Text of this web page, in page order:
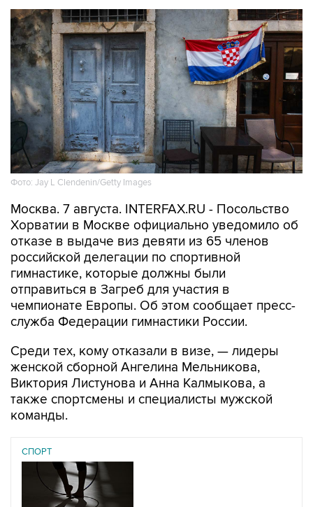
Фото: Jay L Clendenin/Getty Images
Москва. 7 августа. INTERFAX.RU - Посольство
Хорватии в Москве официально уведомило об
отказе в выдаче виз девяти из 65 членов
российской делегации по спортивной
гимнастике, которые должны были
отправиться в Загреб для участия в
чемпионате Европы. Об этом сообщает пресс-
служба Федерации гимнастики России.
Среди тех, кому отказали в визе, — лидеры
женской сборной Ангелина Мельникова,
Виктория Листунова и Анна Калмыкова, а
также спортсмены и специалисты мужской
команды.
СПОРТ